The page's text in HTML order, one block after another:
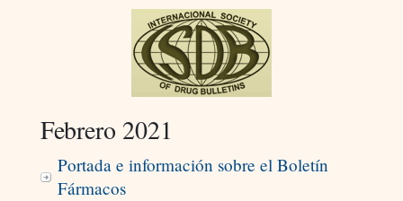
Febrero 2021
Portada e información sobre el Boletín
Fármacos